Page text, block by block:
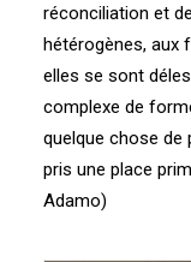
réconciliation et
hétérogènes, aux
elles se sont
complexe de
quelque chose de
pris une place
Adamo)